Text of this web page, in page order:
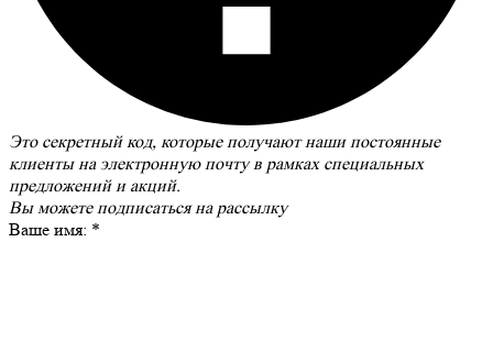
Это секретный код, которые получают наши постоянные
клиенты на электронную почту в рамках специальных
предложений и акций.
Вы можетеподписаться на рассылку
Ваше имя: *